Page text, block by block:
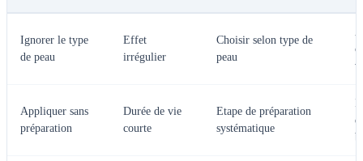
Ignorer le type
de peau
Effet
irrégulier
Choisir selon type de
peau
Appliquer sans
préparation
Durée de vie
courte
Etape de préparation
systématique